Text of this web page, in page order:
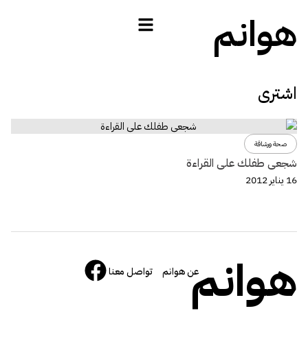
هوانم
اشترى
صحة ورشاقة
شجعى طفلك على القراءة
16 يناير 2012
هوانمعن هوانم تواصل معنا